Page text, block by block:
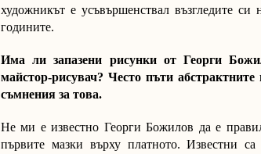
художникът е усъвършенствал възгледите
годините.
Има ли запазени рисунки от Георги
майстор-рисувач? Често пъти
съмнения за това.
Не ми е известно Георги Божилов да е
първите мазки върху платното. Известни